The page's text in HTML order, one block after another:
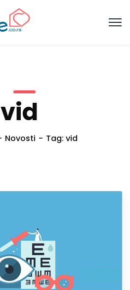
vid
Novosti Tag: vid